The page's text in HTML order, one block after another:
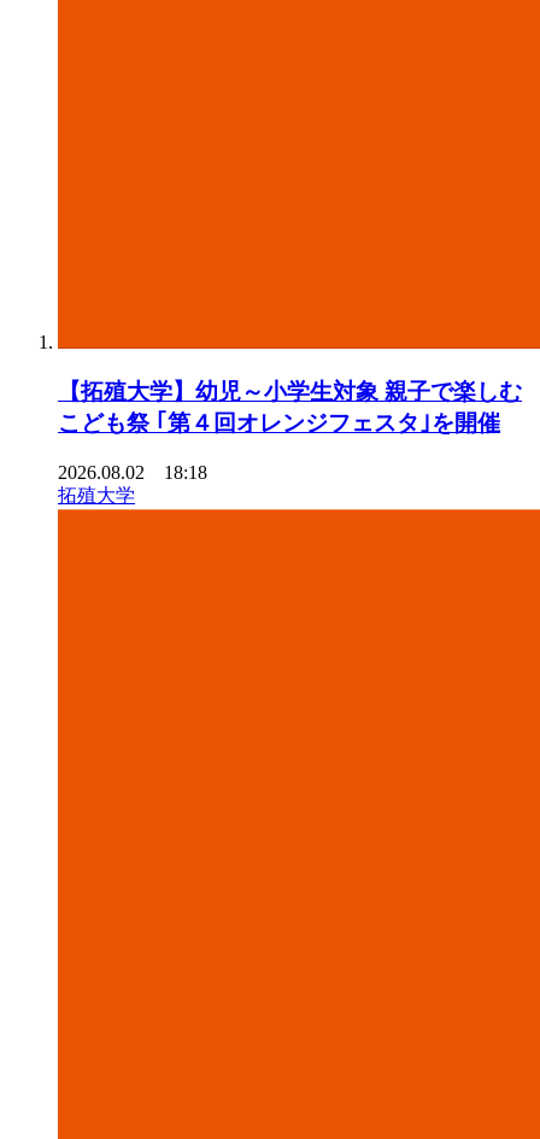
【拓殖大学】幼児～小学生対象 親子で楽しむ
こども祭 ｢第４回オレンジフェスタ｣を開催
2026.08.02 18:18
拓殖大学